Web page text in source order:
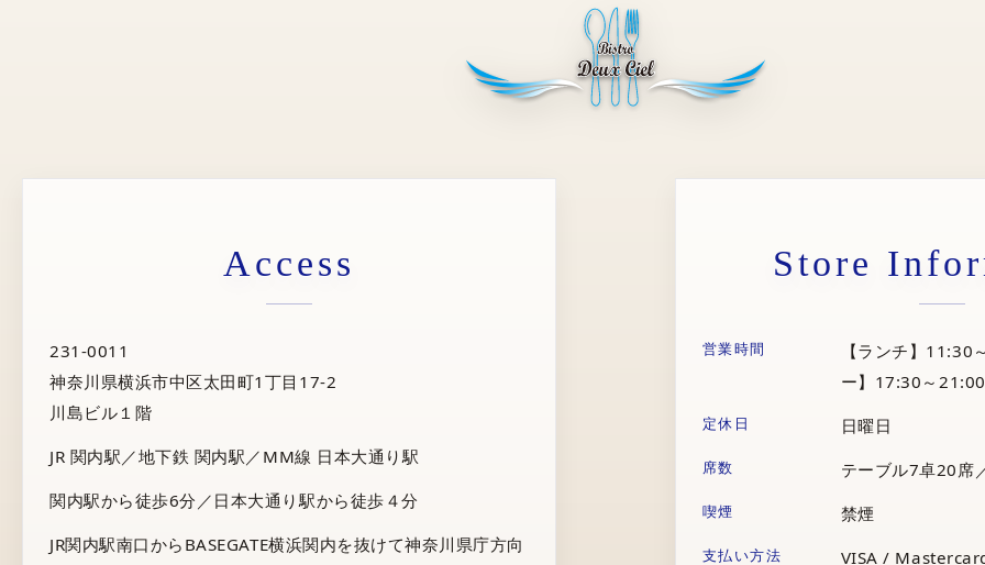
Access
231-0011
神奈川県横浜市中区太田町1丁目17-2
川島ビル１階
JR 関内駅／地下鉄 関内駅／MM線 日本大通り駅
関内駅から徒歩6分／日本大通り駅から徒歩４分
JR関内駅南口からBASEGATE横浜関内を抜けて神奈川県庁方向
Store
営業時間
【ランチ】11:30
ー】17:30～
定休日 日曜日
席数 テーブル7卓20席
喫煙 禁煙
支払い方法 VISA /